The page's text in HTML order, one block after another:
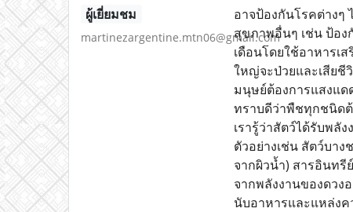
ผู้เยี่ยมชม
martinezargentine.mtn06@gmail.com
อาจป้องกันโรคต่างๆ
สุขภาพอื่นๆ เช่น ป้อง
เดือนโดยใช้อาหารเ
ใหญ่จะป่วยและเสียชี
มนุษย์ต้องการแสงแด
ทราบดีว่าพืชทุกชนิดต้
เรารู้ว่าสัตว์ได้รับพลั
ตัวอย่างเช่น สัตว์บา
จากผิวน้ำ) สารอินท
จากพลังงานของดวง
นับอาหารและแหล่งค